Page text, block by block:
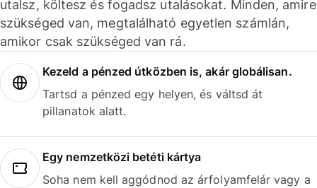
utalsz, költesz és fogadsz utalásokat. Minden, amire
szükséged van, megtalálható egyetlen számlán,
amikor csak szükséged van rá.
Kezeld a pénzed útközben is, akár globálisan.
Tartsd a pénzed egy helyen, és váltsd át
pillanatok alatt.
Egy nemzetközi betéti kártya
Soha nem kell aggódnod az árfolyamfelár vagy a